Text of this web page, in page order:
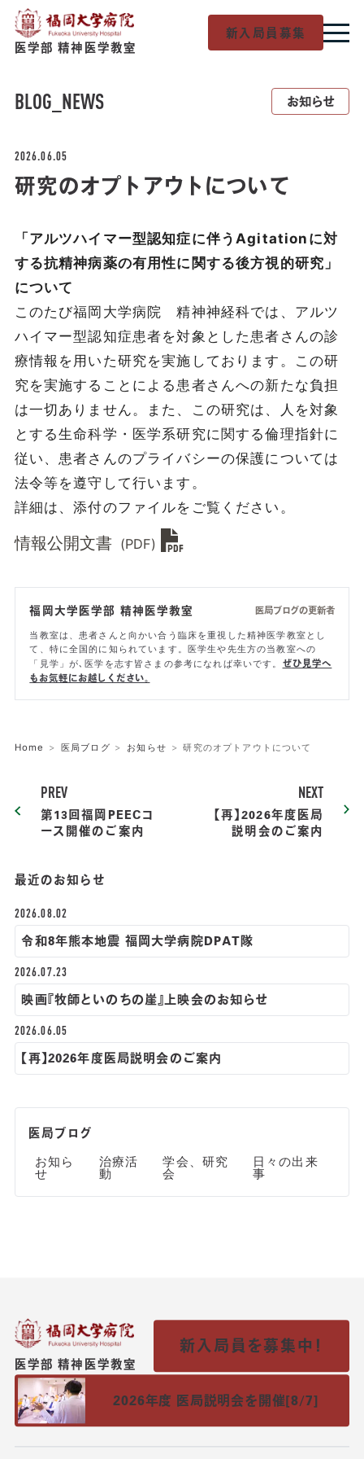
医学部 精神医学教室
新入局員募集
BLOG _NEWS お知らせ
2026.06.05
研究のオプトアウトについて
「アルツハイマー型認知症に伴うAgitationに対
する抗精神病薬の有用性に関する後方視的研究」
について
このたび福岡大学病院 精神神経科では、アルツ
ハイマー型認知症患者を対象とした患者さんの診
療情報を用いた研究を実施しております。この研
究を実施することによる患者さんへの新たな負担
は一切ありません。また、この研究は、人を対象
とする生命科学・医学系研究に関する倫理指針に
従い、患者さんのプライバシーの保護については
法令等を遵守して行います。
詳細は、添付のファイルをご覧ください。
情報公開文書 (PDF)
医局ブログの更新者
福岡大学医学部 精神医学教室
当教室は、患者さんと向かい合う臨床を重視した精神医学教室とし
て、特に全国的に知られています。医学生や先生方の当教室への
「見学」が､医学を志す皆さまの参考になれば幸いです。
ぜひ見学へ
もお気軽にお越しください。
Home 医局ブログ お知らせ 研究のオプトアウトについて
PREV
第13回福岡PEECコ
ース開催のご案内
NEXT
【再】2026年度医局
説明会のご案内
最近のお知らせ
2026.08.02
令和8年熊本地震 福岡大学病院DPAT隊
2026.07.23
映画『牧師といのちの崖』上映会のお知らせ
2026.06.05
【再】2026年度医局説明会のご案内
医局ブログ
お知ら
せ
治療活
動
学会、研究
会
日々の出来
事
医学部 精神医学教室
新入局員を募集中！
2026年度 医局説明会を開催[8/7]